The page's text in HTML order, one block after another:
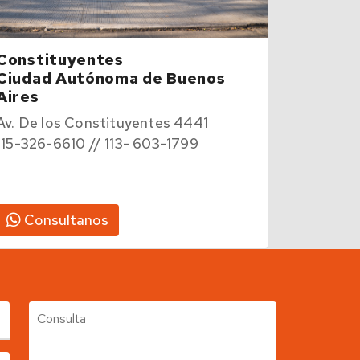
Autónoma de Buenos
De los Constituyentes 4441
326-6610 // 113- 603-1799
Consultanos